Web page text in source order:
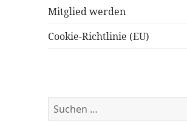
Mitglied werden
Cookie-Richtlinie (EU)
Suchen
nach: